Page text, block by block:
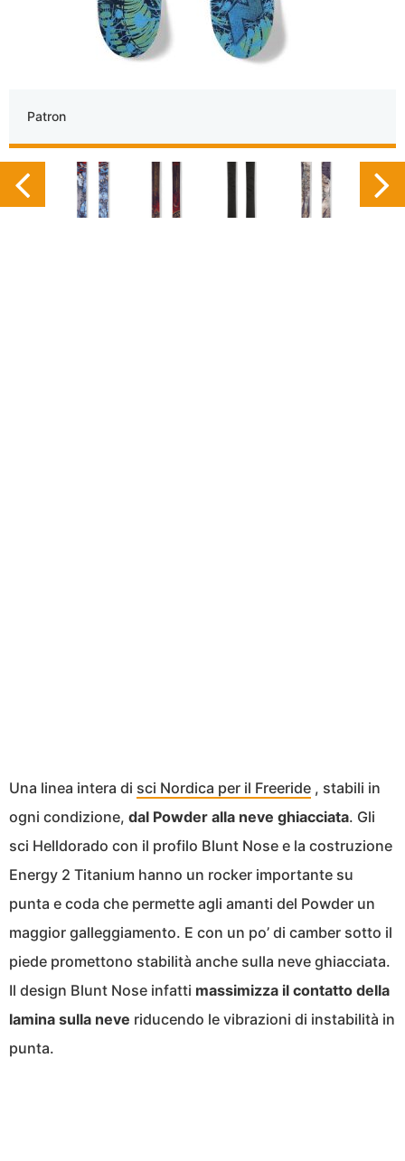
Patron
Una linea intera di sci Nordica per il Freeride , stabili in
ogni condizione, dal Powder alla neve ghiacciata. Gli
sci Helldorado con il profilo Blunt Nose e la costruzione
Energy 2 Titanium hanno un rocker importante su
punta e coda che permette agli amanti del Powder un
maggior galleggiamento. E con un po’ di camber sotto il
piede promettono stabilità anche sulla neve ghiacciata.
Il design Blunt Nose infatti massimizza il contatto della
lamina sulla neve riducendo le vibrazioni di instabilità in
punta.